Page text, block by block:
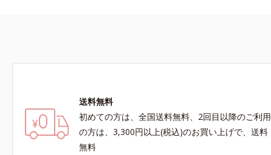
送料無料
初めての方は、全国送料無料、2回目以降のご利用
の方は、3,300円以上(税込)のお買い上げで、送料
無料